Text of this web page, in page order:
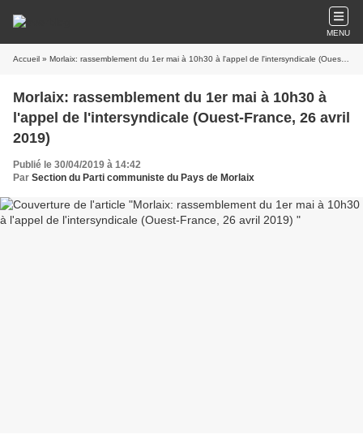
MENU
Accueil » Morlaix: rassemblement du 1er mai à 10h30 à l'appel de l'intersyndicale (Ouest-France, 26 avril 2019)
Morlaix: rassemblement du 1er mai à 10h30 à
l'appel de l'intersyndicale (Ouest-France, 26 avril
2019)
Publié le 30/04/2019 à 14:42
Par Section du Parti communiste du Pays de Morlaix